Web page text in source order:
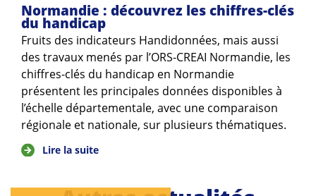
Normandie : découvrez les chiffres-clés
du handicap
Fruits des indicateurs Handidonnées, mais aussi
des travaux menés par l’ORS-CREAI Normandie, les
chiffres-clés du handicap en Normandie
présentent les principales données disponibles à
l’échelle départementale, avec une comparaison
régionale et nationale, sur plusieurs thématiques.
Lire la suite